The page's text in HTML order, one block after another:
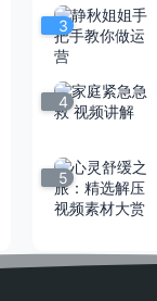
3
4
5